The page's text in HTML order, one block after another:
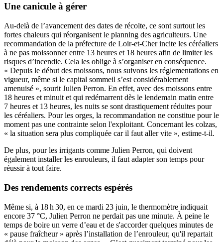
Une canicule à gérer
Au-delà de l’avancement des dates de récolte, ce sont surtout les
fortes chaleurs qui réorganisent le planning des agriculteurs. Une
recommandation de la préfecture de Loir-et-Cher incite les céréaliers
à ne pas moissonner entre 13 heures et 18 heures afin de limiter les
risques d’incendie. Cela les oblige à s’organiser en conséquence.
« Depuis le début des moissons, nous suivons les réglementations en
vigueur, même si le capital sommeil s’est considérablement
amenuisé », sourit Julien Perron. En effet, avec des moissons entre
18 heures et minuit et qui redémarrent dès le lendemain matin entre
7 heures et 13 heures, les nuits se sont drastiquement réduites pour
les céréaliers. Pour les orges, la recommandation ne constitue pour le
moment pas une contrainte selon l'exploitant. Concernant les colzas,
« la situation sera plus compliquée car il faut aller vite », estime-t-il.
De plus, pour les irrigants comme Julien Perron, qui doivent
également installer les enrouleurs, il faut adapter son temps pour
réussir à tout faire.
Des rendements corrects espérés
Même si, à 18 h 30, en ce mardi 23 juin, le thermomètre indiquait
encore 37 °C, Julien Perron ne perdait pas une minute. À peine le
temps de boire un verre d’eau et de s'accorder quelques minutes de
« pause fraîcheur » après l’installation de l’enrouleur, qu'il repartait